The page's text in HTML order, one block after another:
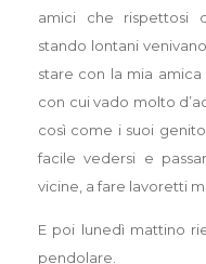
amici che rispettosi
stando lontani
stare con la mia amica
con cui vado molto
così come i suoi
facile vedersi e
vicine, a fare lavoretti
E poi lunedì mattino
pendolare.